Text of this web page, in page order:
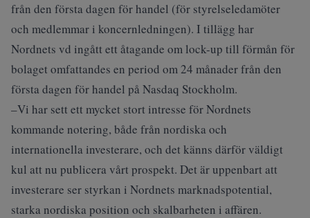
från den första dagen för handel (för styrelseledamöter
och medlemmar i koncernledningen). I tillägg har
Nordnets vd ingått ett åtagande om lock-up till förmån för
bolaget omfattandes en period om 24 månader från den
första dagen för handel på Nasdaq Stockholm.
–Vi har sett ett mycket stort intresse för Nordnets
kommande notering, både från nordiska och
internationella investerare, och det känns därför väldigt
kul att nu publicera vårt prospekt. Det är uppenbart att
investerare ser styrkan i Nordnets marknadspotential,
starka nordiska position och skalbarheten i affären.